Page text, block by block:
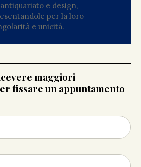
e design,
per la loro
e unicità.
maggiori
fissare un appuntamento